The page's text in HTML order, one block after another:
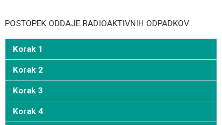
POSTOPEK ODDAJE RADIOAKTIVNIH ODPADKOV
Korak 1
Korak 2
Korak 3
Korak 4